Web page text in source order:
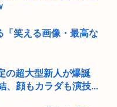
「笑える画像・最高な
の超大型新人が爆誕
、顔もカラダも演技...